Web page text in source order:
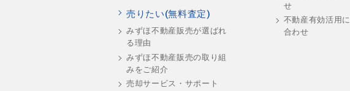
売りたい(無料査定)
みずほ不動産販売が選ばれ
る理由
みずほ不動産販売の取り組
みをご紹介
売却サービス・サポート
せ
不動産有効活用
合わせ